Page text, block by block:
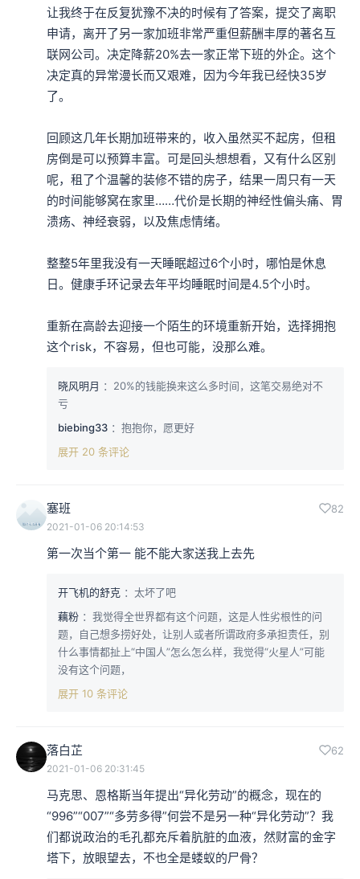
让我终于在反复犹豫不决的时候有了答案，提交了离职
申请，离开了另一家加班非常严重但薪酬丰厚的著名互
联网公司。决定降薪20%去一家正常下班的外企。这个
决定真的异常漫长而又艰难，因为今年我已经快35岁
了。
回顾这几年长期加班带来的，收入虽然买不起房，但租
房倒是可以预算丰富。可是回头想想看，又有什么区别
呢，租了个温馨的装修不错的房子，结果一周只有一天
的时间能够窝在家里……代价是长期的神经性偏头痛、胃
溃疡、神经衰弱，以及焦虑情绪。
整整5年里我没有一天睡眠超过6个小时，哪怕是休息
日。健康手环记录去年平均睡眠时间是4.5个小时。
重新在高龄去迎接一个陌生的环境重新开始，选择拥抱
这个risk，不容易，但也可能，没那么难。
晓风明月 ：20%的钱能换来这么多时间，这笔交易绝对不
亏
biebing33 ：抱抱你，愿更好
展开 20 条评论
塞班 82
2021-01-06 20:14:53
第一次当个第一 能不能大家送我上去先
开飞机的舒克 ：太坏了吧
藕粉 ：我觉得全世界都有这个问题，这是人性劣根性的问
题，自己想多捞好处，让别人或者所谓政府多承担责任，别
什么事情都扯上“中国人”怎么怎么样，我觉得“火星人”可能
没有这个问题，
展开 10 条评论
落白芷 62
2021-01-06 20:31:45
马克思、恩格斯当年提出“异化劳动”的概念，现在的
“996”“007”“多劳多得”何尝不是另一种“异化劳动”？我
们都说政治的毛孔都充斥着肮脏的血液，然财富的金字
塔下，放眼望去，不也全是蝼蚁的尸骨？